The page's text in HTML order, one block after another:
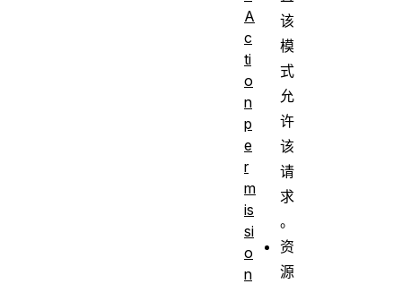
该
模
式
允
许
该
请
求
。
资
源
A
c
ti
o
n
p
e
r
m
is
si
o
n